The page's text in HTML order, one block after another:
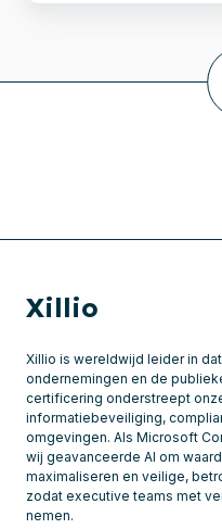
Xillio
Xillio is wereldwijd leider in
ondernemingen en de
certificering onderstreept
informatiebeveiliging,
omgevingen. Als Microsoft
wij geavanceerde AI om
maximaliseren en veilige,
zodat executive teams met
nemen.